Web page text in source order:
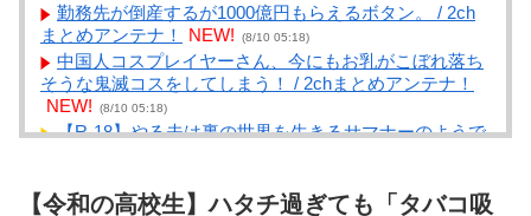
勤務先が倒産するが1000億円もらえるボタン。 / 2ch
まとめアンテナ！
NEW! (8/10 05:18)
中国人コスプレイヤーさん、今にもお乳がこぼれ落ち
そうな鬼滅コスをしてしまう！ / 2chまとめアンテナ！
NEW!
(8/10 05:18)
【R-18】やる夫は裏の世界を生きるサマナーのようで
（声）戦争が憎い、本当の敵は自国に / まとめる
【令和の高校生】ハタチ過ぎても「タバコ吸